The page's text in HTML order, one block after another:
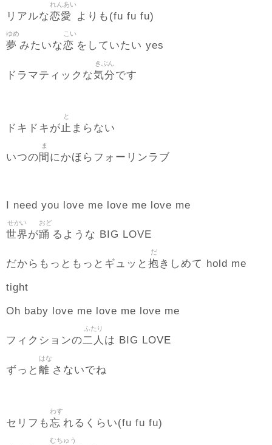
リアルな恋愛
れんあい
よりも(fu fu fu)
夢
ゆめ
みたいな恋
こい
をしていたい yes
ドラマティックな気分
きぶん
です
ドキドキが止
と
まらない
いつの間
ま
にかほらフォーリンラブ
I need you love me love me love me
世界
せかい
が踊
おど
るような BIG LOVE
だからもっともっとギュッと 抱
だ
きしめて hold me
tight
Oh baby love me love me love me
フィクションの二人
ふたり
は BIG LOVE
ずっと 離
はな
さないでね
セリフも忘
わす
れるくらい(fu fu fu)
むちゅう